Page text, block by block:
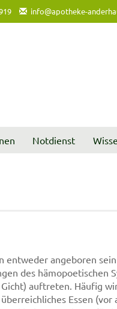
info@apotheke-
Notdienst
entweder angeboren
des hämopoetischen
auftreten. Häufig
Essen (vor